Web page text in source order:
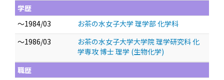
学歴
～1984/03
お茶の水女子大学 理学部 化学科
～1986/03
お茶の水女子大学大学院 理学研究科 化
学専攻 博士 理学 (生物化学)
職歴